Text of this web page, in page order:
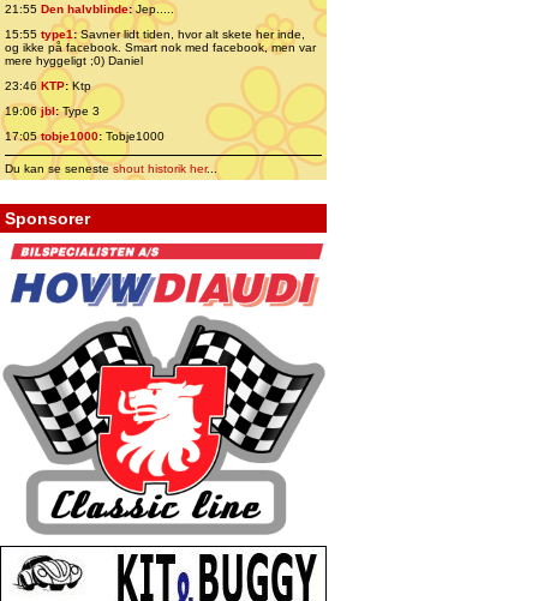
21:55 Den halvblinde:Jep.....
15:55 type1:Savner lidt tiden, hvor alt skete her inde,
og ikke på facebook. Smart nok med facebook, men var
mere hyggeligt ;0) Daniel
23:46 KTP:Ktp
19:06jbl:Type 3
17:05tobje1000: Tobje1000
Du kan se senesteshout historik her...
Sponsorer